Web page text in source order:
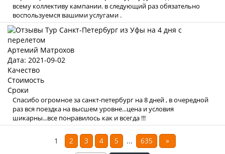
всему коллективу кампании. в следующий раз обязательно
воспользуемся вашими услугами .
Артемий Матрохов
Дата: 2021-09-02
Качество
Стоимость
Сроки
Спасибо огромное за санкт-петербург на 8 дней , в очередной
раз вся поездка на высшем уровне...цена и условия
шикарны...все понравилось как и всегда !!!
1 2 3 4 5 ... 635
»